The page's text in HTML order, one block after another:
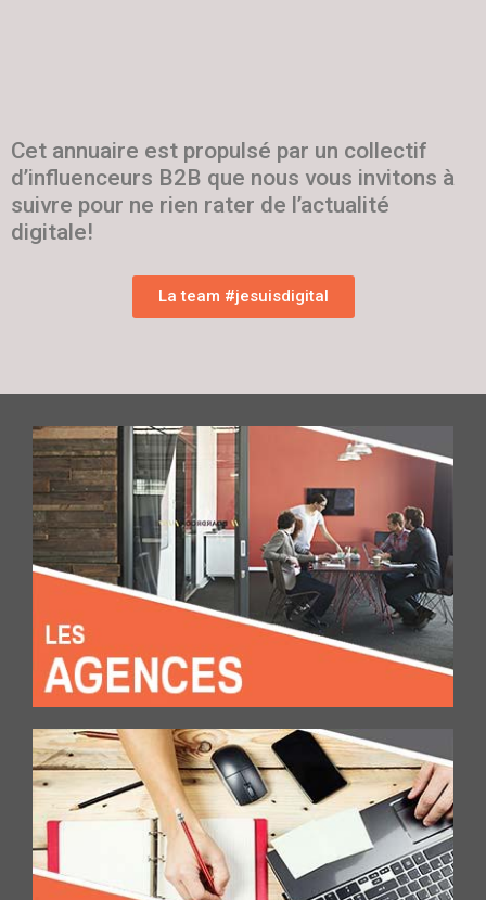
Cet annuaire est propulsé par un collectif
d’influenceurs B2B que nous vous invitons à
suivre pour ne rien rater de l’actualité
digitale!
La team #jesuisdigital